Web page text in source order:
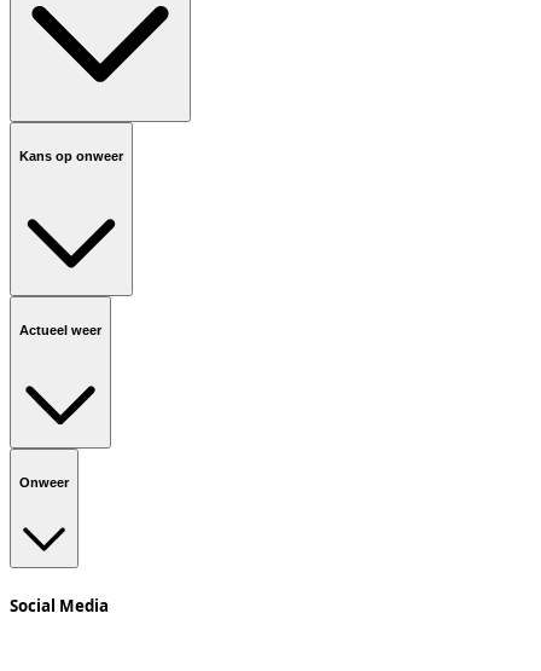
Kans op onweer
Actueel weer
Onweer
Social Media